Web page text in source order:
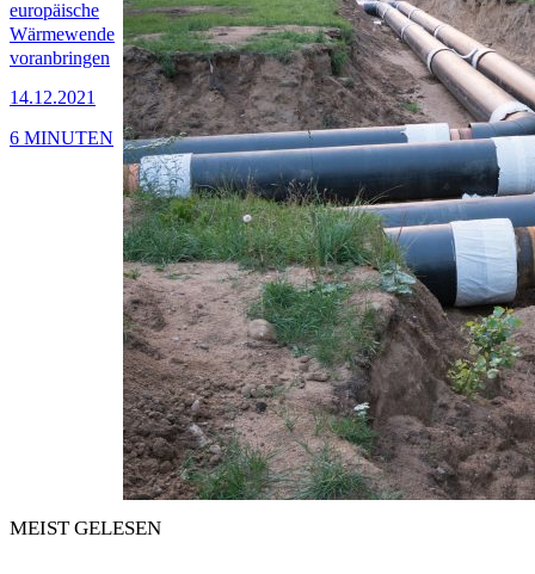
europäische
Wärmewende
voranbringen
14.12.2021
6 MINUTEN
MEIST GELESEN